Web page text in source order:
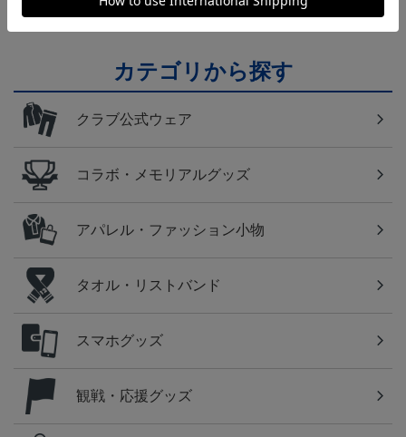
カテゴリから探す
クラブ公式ウェア
コラボ・メモリアルグッズ
アパレル・ファッション小物
タオル・リストバンド
スマホグッズ
観戦・応援グッズ